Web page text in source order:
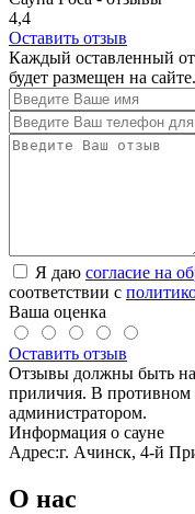
4,4
Оставить отзыв
Каждый оставленный
будет размещен на сайте.
Я даю согласие на
соответствии с
Ваша оценка
Оставить отзыв
Отзывы должны быть
приличия. В противном
администратором.
Информация о сауне
Адрес:г. Ачинск, 4-й
О нас